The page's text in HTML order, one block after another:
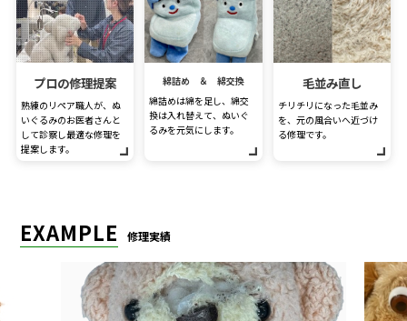
プロの修理提案
熟練のリペア職人が、ぬ
いぐるみのお医者さんと
して診察し最適な修理を
提案します。
綿詰め ＆ 綿交換
綿詰めは綿を足し、綿交
換は入れ替えて、ぬいぐ
るみを元気にします。
毛並み直し
チリチリになった毛並み
を、元の風合いへ近づけ
る修理です。
EXAMPLE 修理実績